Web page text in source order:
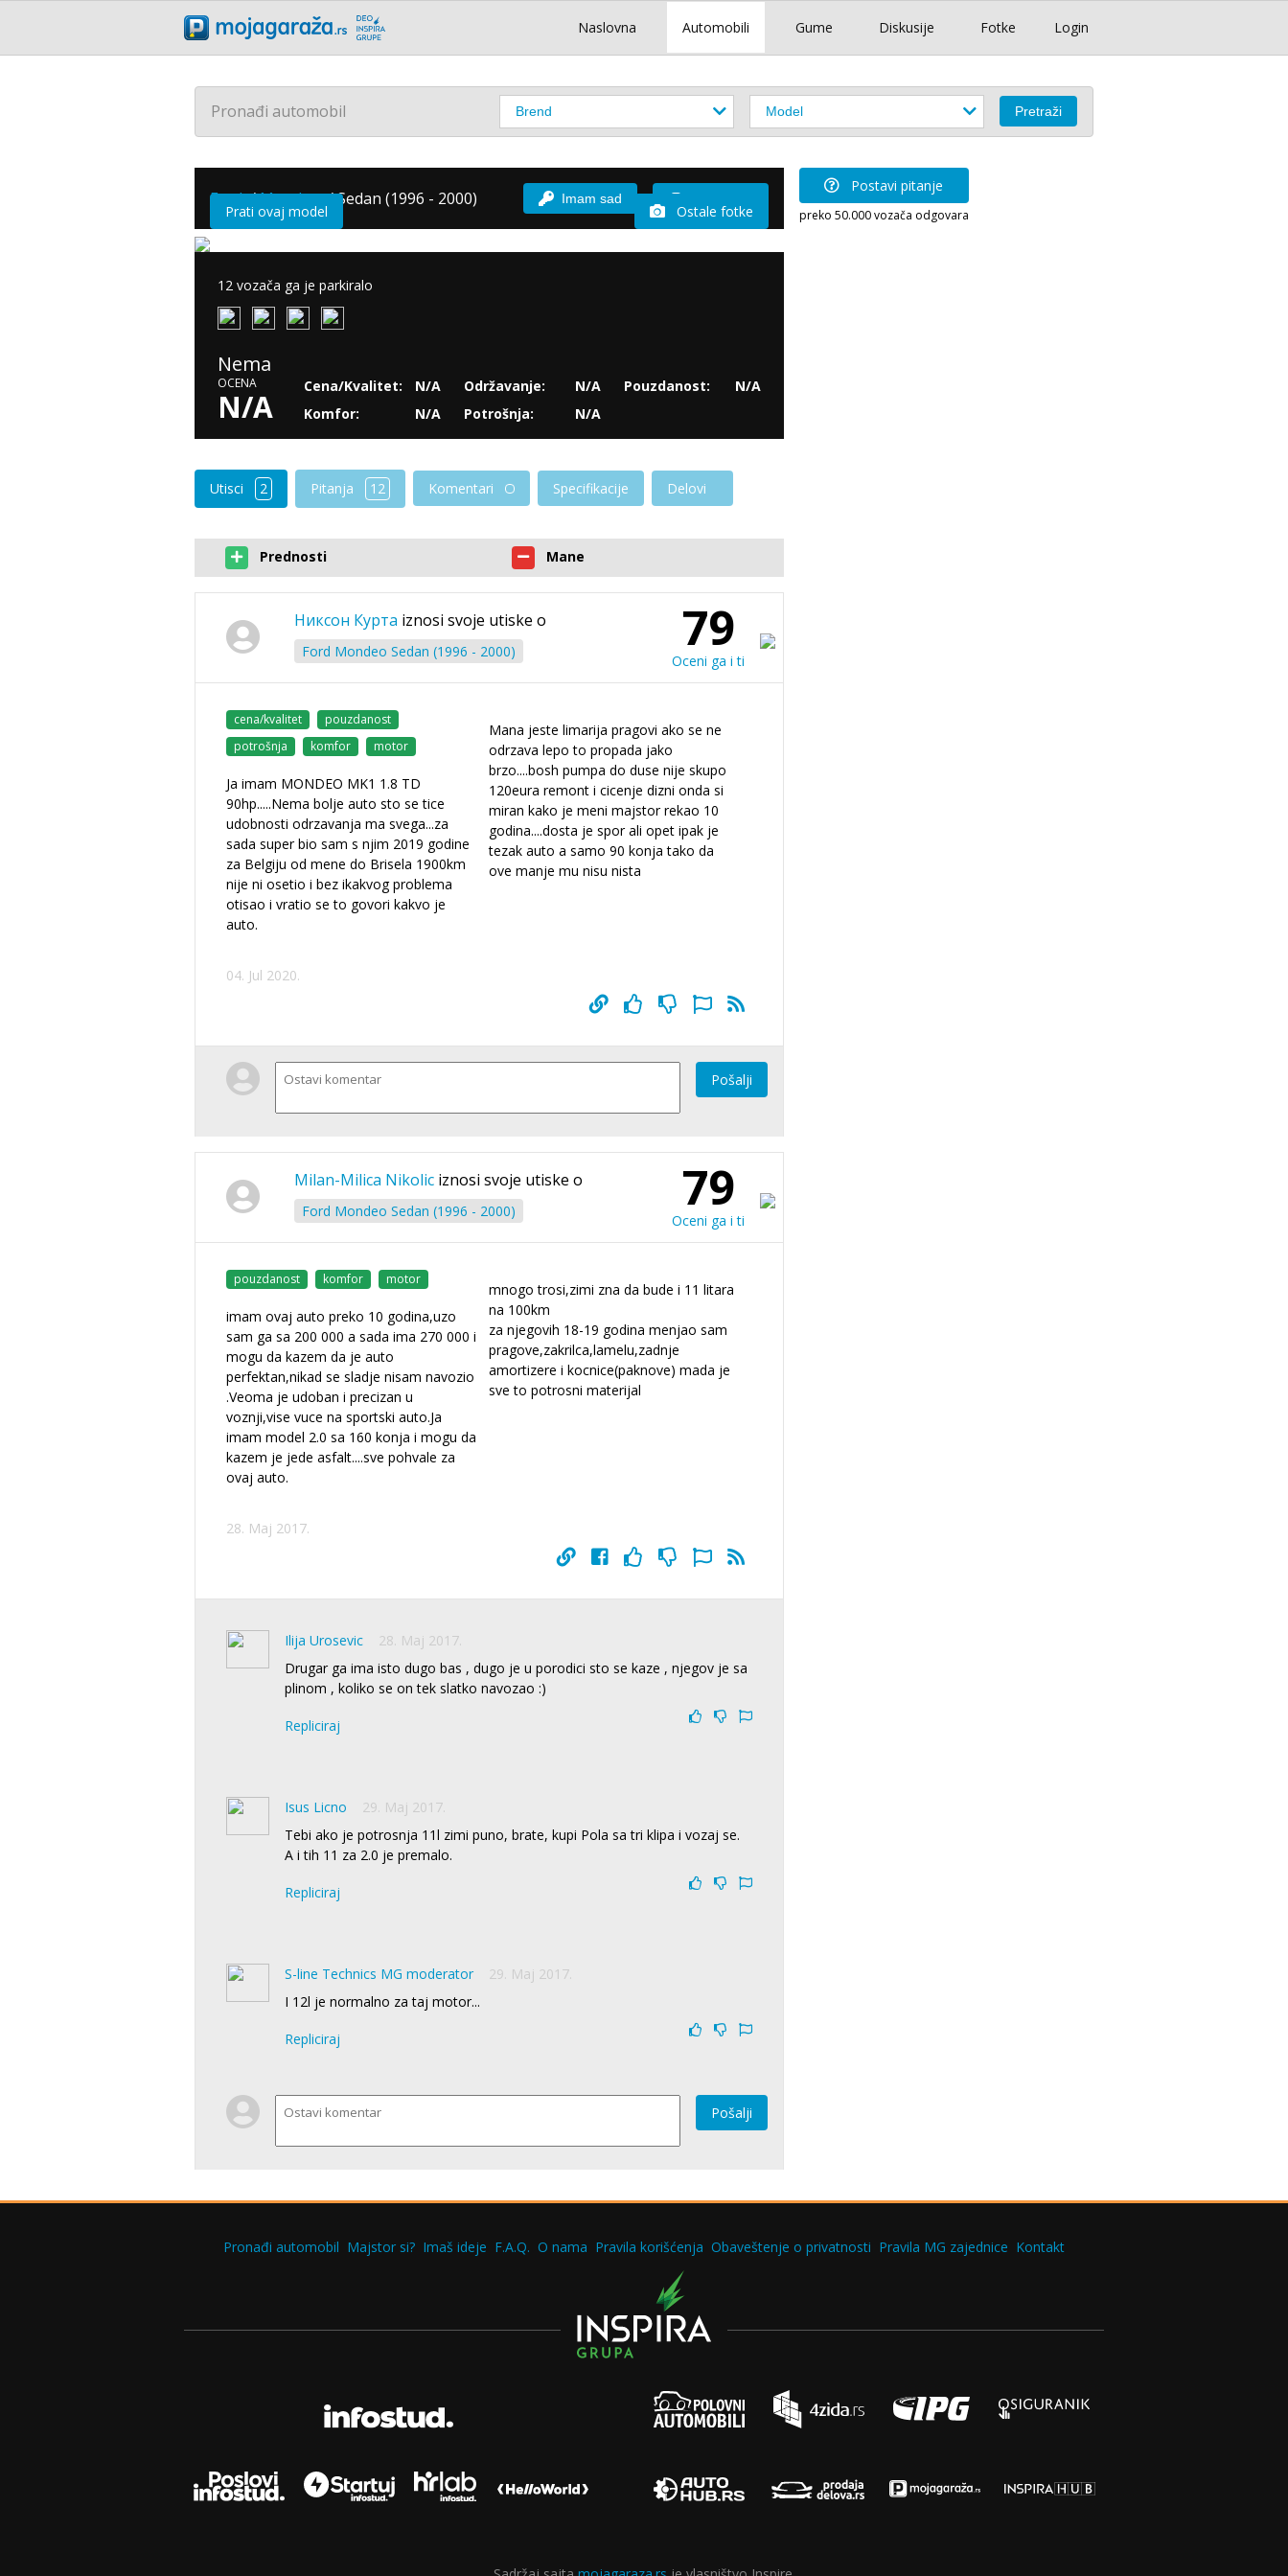
Login
Naslovna Automobili Gume Diskusije Fotke
Pronađi automobil
Ford /Mondeo /Sedan (1996 - 2000) Imam sad
Prati ovaj model Ostale fotke
12 vozača ga je parkiralo
Nema
OCENA
N/A
Cena/Kvalitet:
N/A
Komfor:
N/A
Održavanje:
N/A
Potrošnja:
N/A
Pouzdanost: N/A
Utisci 2 Pitanja 12 Komentari Specifikacije Delovi
Prednosti Mane
Никсон Курта iznosi svoje utiske o
Ford Mondeo Sedan (1996 - 2000) 79
Oceni ga i ti
cena/kvalitet
pouzdanost
potrošnja
komfor motor
Ja imam MONDEO MK1 1.8 TD
90hp.....Nema bolje auto sto se tice
udobnosti odrzavanja ma svega...za
sada super bio sam s njim 2019 godine
za Belgiju od mene do Brisela 1900km
nije ni osetio i bez ikakvog problema
otisao i vratio se to govori kakvo je
auto.
Mana jeste limarija pragovi ako se ne
odrzava lepo to propada jako
brzo....bosh pumpa do duse nije skupo
120eura remont i cicenje dizni onda si
miran kako je meni majstor rekao 10
godina....dosta je spor ali opet ipak je
tezak auto a samo 90 konja tako da
ove manje mu nisu nista
04. Jul 2020.
Pošalji
Milan-Milica Nikolic iznosi svoje utiske o
Ford Mondeo Sedan (1996 - 2000) 79
Oceni ga i ti
pouzdanost komfor motor
imam ovaj auto preko 10 godina,uzo
sam ga sa 200 000 a sada ima 270 000 i
mogu da kazem da je auto
perfektan,nikad se sladje nisam navozio
.Veoma je udoban i precizan u
voznji,vise vuce na sportski auto.Ja
imam model 2.0 sa 160 konja i mogu da
kazem je jede asfalt....sve pohvale za
ovaj auto.
mnogo trosi,zimi zna da bude i 11 litara
na 100km
za njegovih 18-19 godina menjao sam
pragove,zakrilca,lamelu,zadnje
amortizere i kocnice(paknove) mada je
sve to potrosni materijal
28. Maj 2017.
Ilija Urosevic
28. Maj 2017.
Drugar ga ima isto dugo bas , dugo je u porodici sto se kaze , njegov je sa
plinom , koliko se on tek slatko navozao :)
Repliciraj
Isus Licno
29. Maj 2017.
Tebi ako je potrosnja 11l zimi puno, brate, kupi Pola sa tri klipa i vozaj se.
A i tih 11 za 2.0 je premalo.
Repliciraj
S-line Technics MG moderator
29. Maj 2017.
I 12l je normalno za taj motor...
Repliciraj
Pošalji
Postavi pitanje
preko 50.000 vozača odgovara
Pronađi automobil Majstor si? Imaš ideje F.A.Q. O nama Pravila korišćenja Obaveštenje o privatnosti Pravila MG zajednice Kontakt